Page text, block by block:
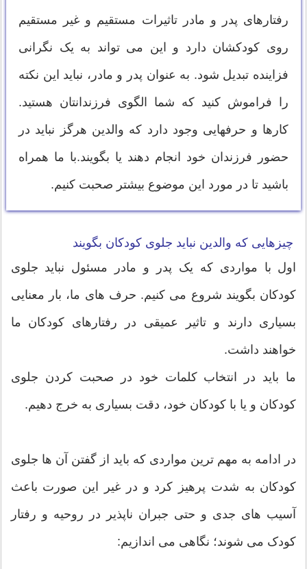
رفتارهای پدر و مادر تاثیرات مستقیم و غیر مستقیم
روی کودکشان دارد و این می تواند به یک نگرانی
فزاینده تبدیل شود. به عنوان پدر و مادر، نباید این نکته
را فراموش کنید که شما الگوی فرزندانتان هستید.
کارها و حرفهایی وجود دارد که والدین هرگز نباید در
حضور فرزندان خود انجام دهند یا بگویند.با ما همراه
باشید تا در مورد این موضوع بیشتر صحبت کنیم.
چیزهایی که والدین نباید جلوی کودکان بگویند
اول با مواردی که یک پدر و مادر مسئول نباید جلوی
کودکان بگویند شروع می کنیم. حرف های ما، بار معنایی
بسیاری دارند و تاثیر عمیقی در رفتارهای کودکان ما
خواهند داشت.
ما باید در انتخاب کلمات خود در صحبت کردن جلوی
کودکان و یا با کودکان خود، دقت بسیاری به خرج دهیم.
در ادامه به مهم ترین مواردی که باید از گفتن آن ها جلوی
کودکان به شدت پرهیز کرد و در غیر این صورت باعث
آسیب های جدی و حتی جبران ناپذیر در روحیه و رفتار
کودک می شوند؛ نگاهی می اندازیم: